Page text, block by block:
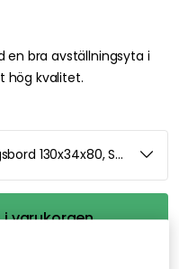
en bra avställningsyta i
hög kvalitet.
130x34x80, Svart
i varukorgen